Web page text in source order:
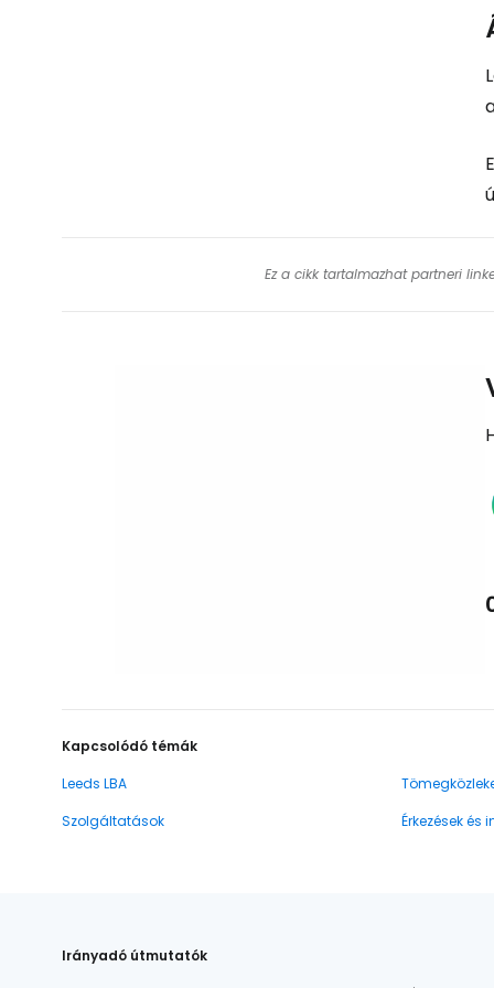
Ez a cikk tartalmazhat partneri
Kapcsolódó témák
Leeds LBA
Szolgáltatások
Érkezések és
Irányadó útmutatók